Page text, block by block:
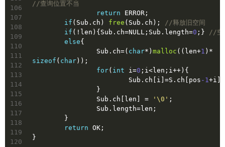
106
107
108
109
110
111
112
113
114
115
116
117
118
119
120
//查询位置不当
return ERROR;
if (Sub.ch) free (Sub.ch);
//释放旧空间
if (!len){Sub.ch=NULL ;Sub.length=0 ;}
//空
else{
		Sub.ch=(
char*) malloc ((len+1
sizeof ( char));
for( int i=0 ;i<len;i++){
			Sub.ch[i]=S.ch[pos
-1+i];
		}
		Sub.ch[len] =
'\0' ;
		Sub.length=len;
	}
return OK;
}